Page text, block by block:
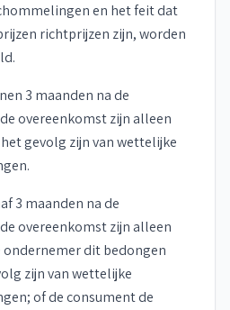
en het feit dat
richtprijzen zijn, worden
3 maanden na de
overeenkomst zijn alleen
gevolg zijn van wettelijke
3 maanden na de
overeenkomst zijn alleen
dit bedongen
zijn van wettelijke
of de consument de